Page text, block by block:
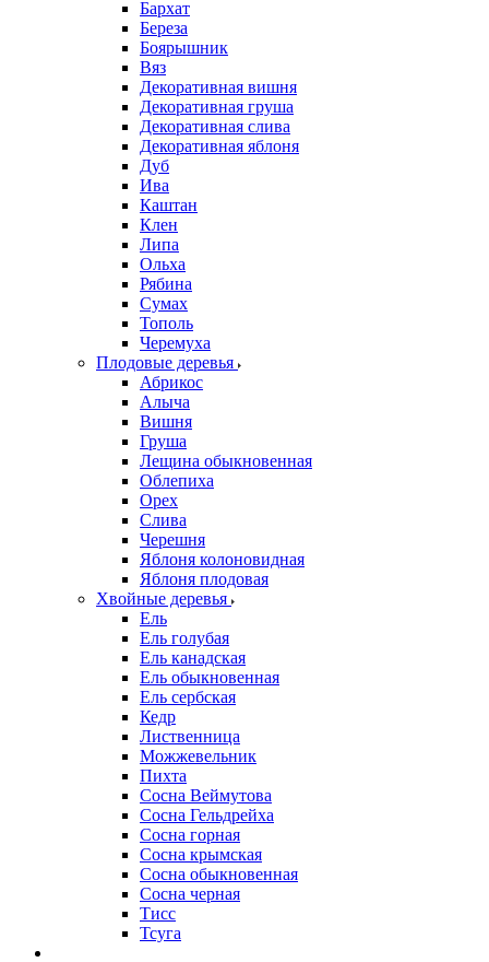
Бархат
Береза
Боярышник
Вяз
Декоративная вишня
Декоративная груша
Декоративная слива
Декоративная яблоня
Дуб
Ива
Каштан
Клен
Липа
Ольха
Рябина
Сумах
Тополь
Черемуха
Плодовые деревья
Абрикос
Алыча
Вишня
Груша
Лещина обыкновенная
Облепиха
Орех
Слива
Черешня
Яблоня колоновидная
Яблоня плодовая
Хвойные деревья
Ель
Ель голубая
Ель канадская
Ель обыкновенная
Ель сербская
Кедр
Лиственница
Можжевельник
Пихта
Сосна Веймутова
Сосна Гельдрейха
Сосна горная
Сосна крымская
Сосна обыкновенная
Сосна черная
Тисс
Тсуга